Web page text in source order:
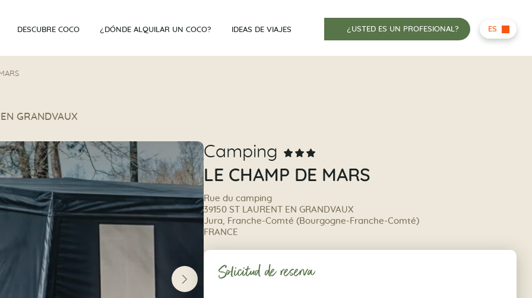
DESCUBRE COCO ¿DÓNDE ALQUILAR UN COCO? IDEAS DE VIAJES ¿USTED ES UN PROFESIONAL? ES
GRANDVAUX
Camping
LE CHAMP DE MARS
Rue du camping
39150 ST LAURENT EN GRANDVAUX
Jura, Franche-Comté (Bourgogne-Franche-Comté)
FRANCE
Solicitud de reserva